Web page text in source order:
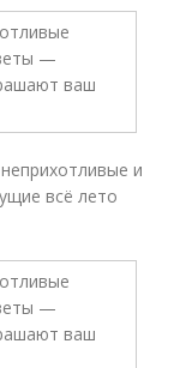
и
всё лето